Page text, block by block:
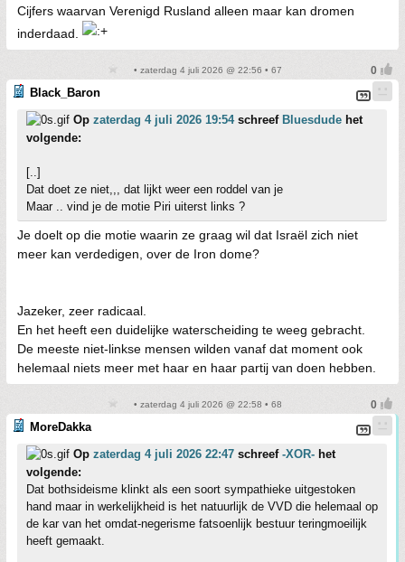
Cijfers waarvan Verenigd Rusland alleen maar kan dromen
inderdaad.
• zaterdag 4 juli 2026 @ 22:56 • 67
Black_Baron
Op zaterdag 4 juli 2026 19:54schreef Bluesdude het
volgende:
[..]
Dat doet ze niet,,, dat lijkt weer een roddel van je
Maar .. vind je de motie Piri uiterst links ?
Je doelt op die motie waarin ze graag wil dat Israël zich niet
meer kan verdedigen, over de Iron dome?
Jazeker, zeer radicaal.
En het heeft een duidelijke waterscheiding te weeg gebracht.
De meeste niet-linkse mensen wilden vanaf dat moment ook
helemaal niets meer met haar en haar partij van doen hebben.
• zaterdag 4 juli 2026 @ 22:58 • 68
MoreDakka
Op zaterdag 4 juli 2026 22:47 schreef -XOR- het
volgende:
Dat bothsideisme klinkt als een soort sympathieke uitgestoken
hand maar in werkelijkheid is het natuurlijk de VVD die helemaal op
de kar van het omdat-negerisme fatsoenlijk bestuur teringmoeilijk
heeft gemaakt.